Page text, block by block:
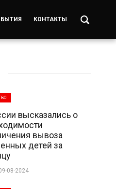
КОНТАКТЫ
высказались о
вывоза
детей за
08-2024